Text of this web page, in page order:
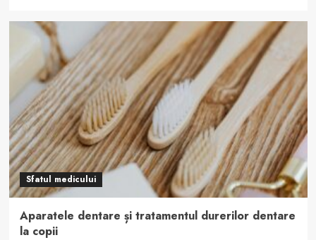
Sfatul medicului
Aparatele dentare și tratamentul durerilor dentare
la copii